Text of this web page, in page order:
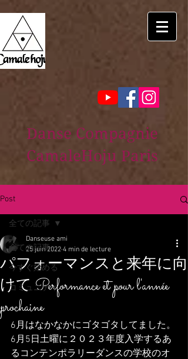
Danse Compagnie
CamaleHoju Paris
Post
全ての記事
今すぐ始める
コミュニティ
全ての記事
パフォーマンスと来年に向
けて Performance et pour l'année
prochaine
Danseuse ami
25 juin 2022 4 min de lecture
6月はなかなかにゴタゴタしてました。
6月5日土曜に２０２３年度入学するあ
るコンテンポラリーダンスの学校のオ